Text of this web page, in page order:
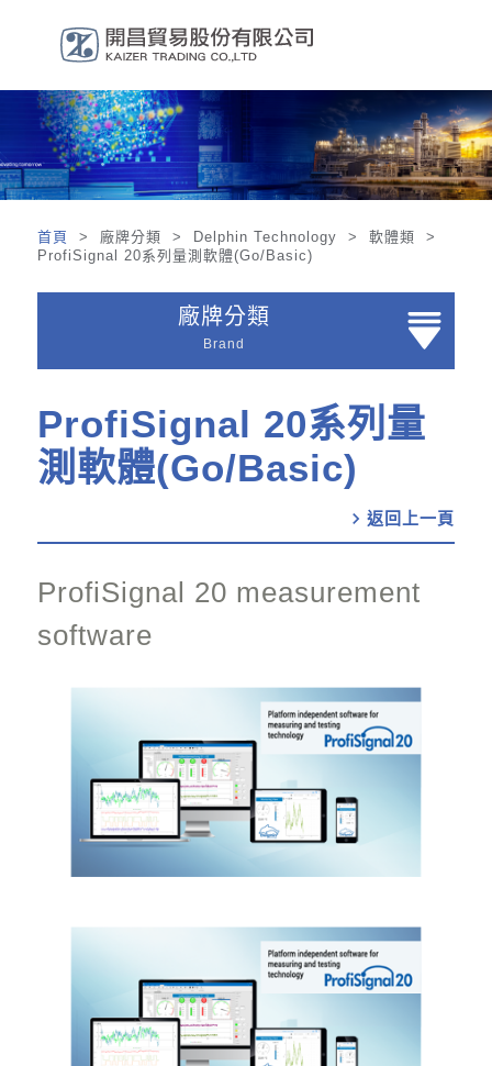
首頁
> 廠牌分類 > Delphin Technology > 軟體類 >
ProfiSignal 20系列量測軟體(Go/Basic)
廠牌分類
Brand
ProfiSignal 20系列量
測軟體(Go/Basic)
chevron_right
ProfiSignal 20 measurement
software